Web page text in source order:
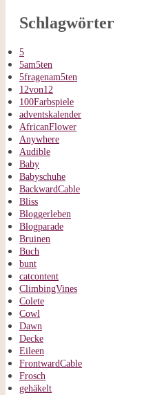
Schlagwörter
5
5am5ten
5fragenam5ten
12von12
100Farbspiele
adventskalender
AfricanFlower
Anywhere
Audible
Baby
Babyschuhe
BackwardCable
Bliss
Bloggerleben
Blogparade
Bruinen
Buch
bunt
catcontent
ClimbingVines
Colete
Cowl
Dawn
Decke
Eileen
FrontwardCable
Frosch
gehäkelt